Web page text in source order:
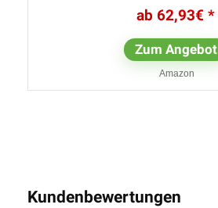
62,93€
Zum Angebot
Amazon
Kundenbewertungen